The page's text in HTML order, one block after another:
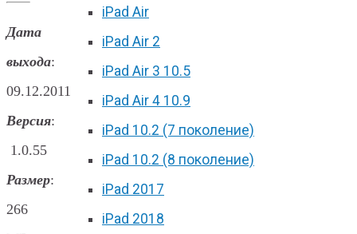
iPad Air
iPad Air 2
iPad Air 3 10.5
iPad Air 4 10.9
iPad 10.2 (7 поколение)
iPad 10.2 (8 поколение)
iPad 2017
iPad 2018
Дата
выхода:
09.12.2011
Версия:
1.0.55
Размер:
266